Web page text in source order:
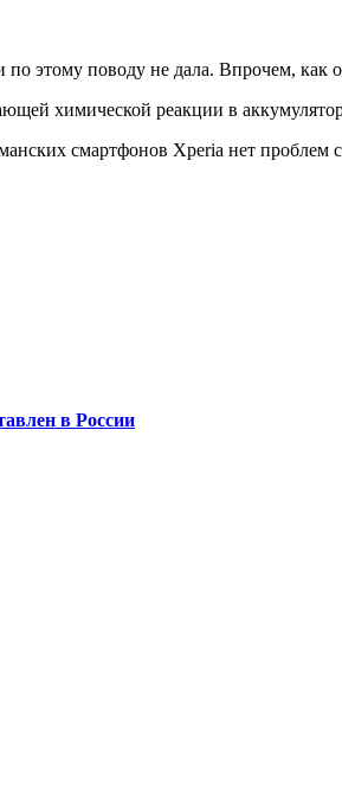
по этому поводу не дала. Впрочем, как
химической реакции в
смартфонов Xperia нет проблем
в России